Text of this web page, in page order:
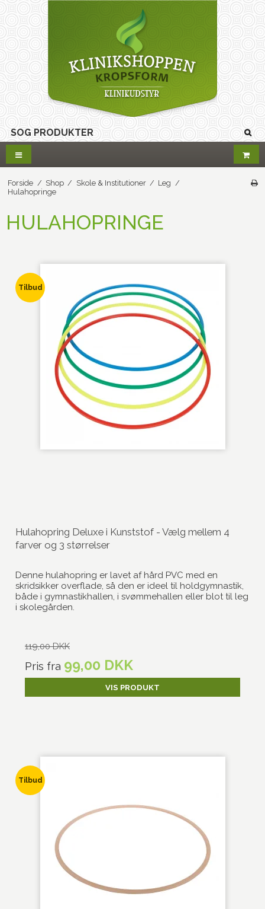
Forside / Shop / Skole & Institutioner / Leg /
Hulahopringe
HULAHOPRINGE
Tilbud
Hulahopring Deluxe i Kunststof - Vælg mellem 4
farver og 3 størrelser
Denne hulahopring er lavet af hård PVC med en
skridsikker overflade, så den er ideel til holdgymnastik,
både i gymnastikhallen, i svømmehallen eller blot til leg
i skolegården.
119,00 DKK
Pris fra 99,00 DKK
VIS PRODUKT
Tilbud